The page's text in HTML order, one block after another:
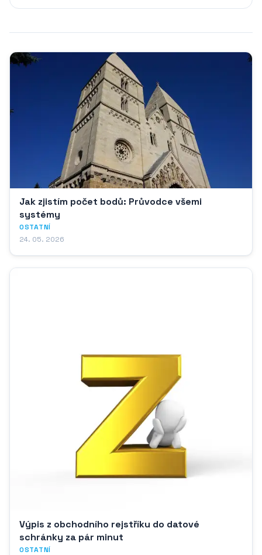
Jak zjistím počet bodů: Průvodce všemi
systémy
OSTATNÍ
24. 05. 2026
Výpis z obchodního rejstříku do datové
schránky za pár minut
OSTATNÍ